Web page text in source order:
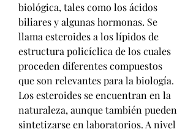
biológica, tales como los ácidos
biliares y algunas hormonas. Se
llama esteroides a los lípidos de
estructura policíclica de los cuales
proceden diferentes compuestos
que son relevantes para la biología.
Los esteroides se encuentran en la
naturaleza, aunque también pueden
sintetizarse en laboratorios. A nivel